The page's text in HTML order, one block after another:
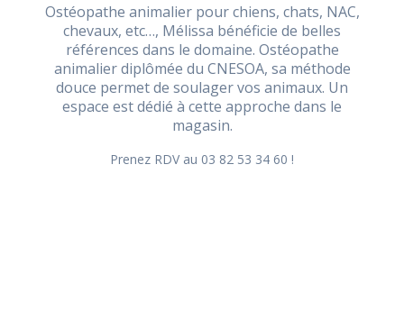
Ostéopathe animalier pour chiens, chats, NAC,
chevaux, etc…, Mélissa bénéficie de belles
références dans le domaine. Ostéopathe
animalier diplômée du CNESOA, sa méthode
douce permet de soulager vos animaux. Un
espace est dédié à cette approche dans le
magasin.
Prenez RDV au 03 82 53 34 60 !